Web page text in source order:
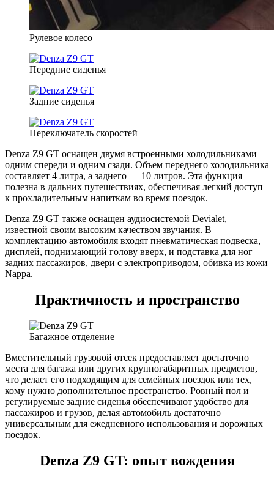
Рулевое колесо
Передние сиденья
Задние сиденья
Переключатель скоростей
Denza Z9 GT оснащен двумя встроенными холодильниками —
одним спереди и одним сзади. Объем переднего холодильника
составляет 4 литра, а заднего — 10 литров. Эта функция
полезна в дальних путешествиях, обеспечивая легкий доступ
к прохладительным напиткам во время поездок.
Denza Z9 GT также оснащен аудиосистемой Devialet,
известной своим высоким качеством звучания. В
комплектацию автомобиля входят пневматическая подвеска,
дисплей, поднимающий голову вверх, и подставка для ног
задних пассажиров, двери с электроприводом, обивка из кожи
Nappa.
Практичность и пространство
Багажное отделение
Вместительный грузовой отсек предоставляет достаточно
места для багажа или других крупногабаритных предметов,
что делает его подходящим для семейных поездок или тех,
кому нужно дополнительное пространство. Ровный пол и
регулируемые задние сиденья обеспечивают удобство для
пассажиров и грузов, делая автомобиль достаточно
универсальным для ежедневного использования и дорожных
поездок.
Denza Z9 GT: опыт вождения